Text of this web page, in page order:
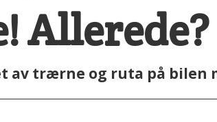
Allerede?
av trærne og ruta på bilen